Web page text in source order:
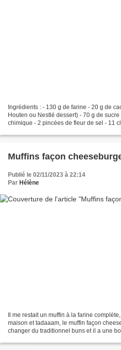
Ingrédients : - 130 g de farine - 20 g de
Houten ou Nestlé dessert) - 70 g de
chimique - 2 pincées de fleur de sel - 11
Muffins façon
Publié le 02/11/2023 à 22:14
Par Hélène
Il me restait un muffin à la farine
maison et tadaaam, le muffin façon
changer du traditionnel buns et il a une